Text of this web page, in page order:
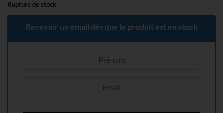
Rupture de stock
Recevoir un email dès que le produit est en stock